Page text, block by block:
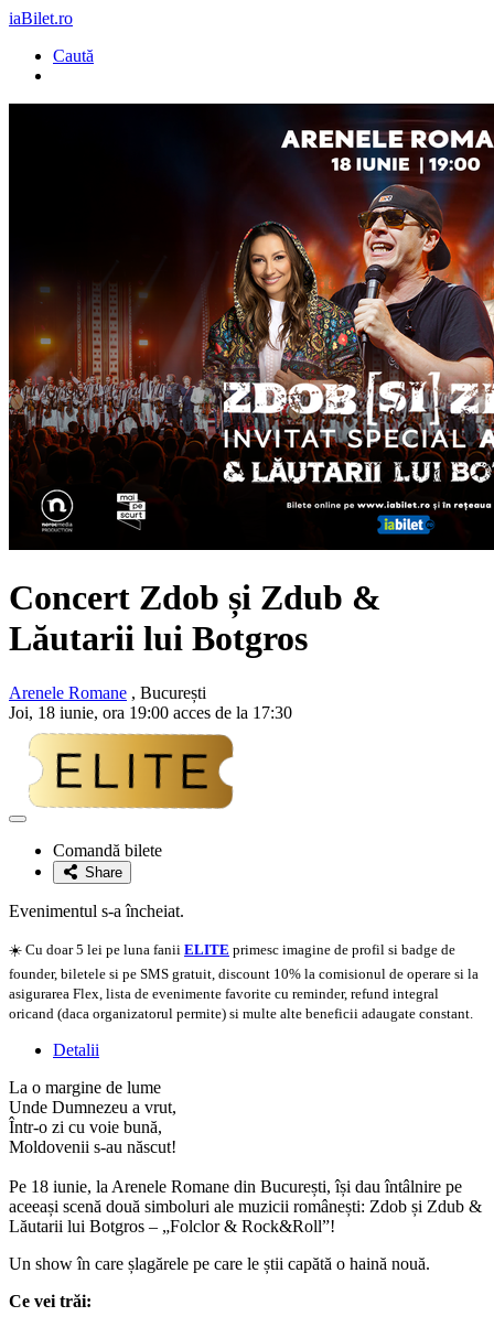
iaBilet.ro
Caută
Concert Zdob și Zdub &
Lăutarii lui Botgros
Arenele Romane , București
Joi, 18 iunie, ora 19:00 acces de la 17:30
Adaugă
favoriteComandă bilete
Share
Evenimentul s-a încheiat.
☀️ Cu doar 5 lei pe luna fanii ELITE primesc imagine de profil si badge de
founder, biletele si pe SMS gratuit, discount 10% la comisionul de operare si la
asigurarea Flex, lista de evenimente favorite cu reminder, refund integral
oricand (daca organizatorul permite) si multe alte beneficii adaugate constant.
Detalii
La o margine de lume
Unde Dumnezeu a vrut,
Într-o zi cu voie bună,
Moldovenii s-au născut!
Pe 18 iunie, la Arenele Romane din București, își dau întâlnire pe
aceeași scenă două simboluri ale muzicii românești: Zdob și Zdub &
Lăutarii lui Botgros – „Folclor & Rock&Roll”!
Un show în care șlagărele pe care le știi capătă o haină nouă.
Ce vei trăi: